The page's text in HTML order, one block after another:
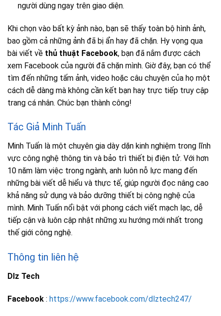
người dùng ngay trên giao diện.
Khi chọn vào bất kỳ ảnh nào, bạn sẽ thấy toàn bộ hình ảnh,
bao gồm cả những ảnh đã bị ẩn hay đã chặn. Hy vọng qua
bài viết về thủ thuật Facebook, bạn đã nắm được cách
xem Facebook của người đã chặn mình. Giờ đây, bạn có thể
tìm đến những tấm ảnh, video hoặc câu chuyện của họ một
cách dễ dàng mà không cần kết bạn hay trực tiếp truy cập
trang cá nhân. Chúc bạn thành công!
Tác Giả Minh Tuấn
Minh Tuấn là một chuyên gia dày dặn kinh nghiệm trong lĩnh
vực công nghệ thông tin và bảo trì thiết bị điện tử. Với hơn
10 năm làm việc trong ngành, anh luôn nỗ lực mang đến
những bài viết dễ hiểu và thực tế, giúp người đọc nâng cao
khả năng sử dụng và bảo dưỡng thiết bị công nghệ của
mình. Minh Tuấn nổi bật với phong cách viết mạch lạc, dễ
tiếp cận và luôn cập nhật những xu hướng mới nhất trong
thế giới công nghệ.
Thông tin liên hệ
Dlz Tech
Facebook : https://www.facebook.com/dlztech247/